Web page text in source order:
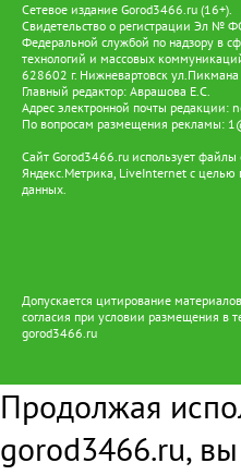
Сетевое издание Gorod3466.ru (16+).
Свидетельство о регистрации Эл №
Федеральной службой по надзору в
технологий и массовых
628602 г. Нижневартовск
Главный редактор: Аврашова Е.С.
Адрес электронной почты редакции:
По вопросам размещения рекламы:
Сайт Gorod3466.ru использует
Яндекс.Метрика, LiveInternet с целью
данных.
Допускается цитирование
согласия при условии размещения в
gorod3466.ru
Продолжая
gorod3466.ru,